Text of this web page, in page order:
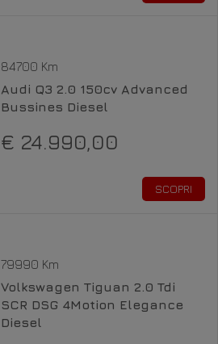
84700 Km
Audi Q3 2.0 150cv Advanced
Bussines Diesel
€ 24.990,00
SCOPRI
79990 Km
Volkswagen Tiguan 2.0 Tdi
SCR DSG 4Motion Elegance
Diesel